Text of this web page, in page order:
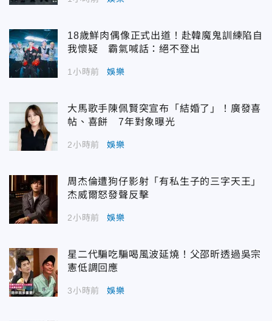
18歲鮮肉偶像正式出道！赴韓魔鬼訓練陷自
我懷疑 霸氣喊話：絕不登出
1小時前 娛樂
大馬歌手陳佩賢突宣布「結婚了」！廣發喜
帖、喜餅 7年對象曝光
2小時前 娛樂
周杰倫遭狗仔影射「有私生子的三字天王」
杰威爾怒發聲反擊
2小時前 娛樂
星二代騙吃騙喝風波延燒！父邵昕透過吳宗
憲低調回應
3小時前 娛樂